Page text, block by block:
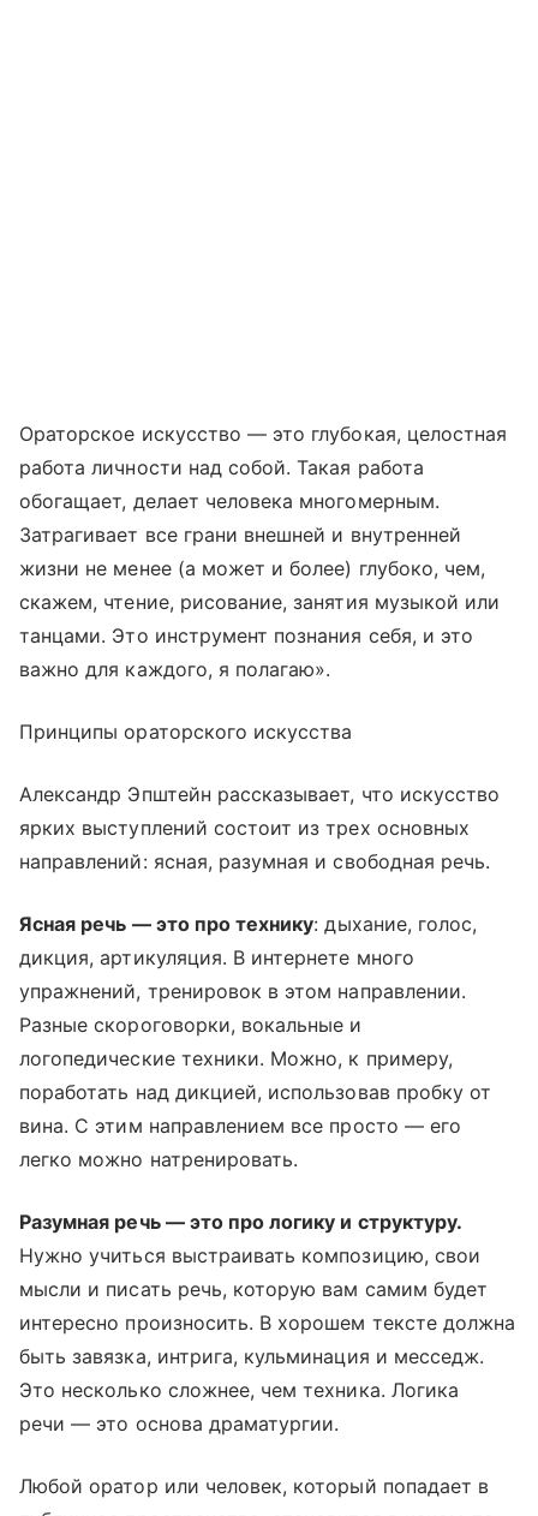
Ораторское искусство — это глубокая, целостная
работа личности над собой. Такая работа
обогащает, делает человека многомерным.
Затрагивает все грани внешней и внутренней
жизни не менее (а может и более) глубоко, чем,
скажем, чтение, рисование, занятия музыкой или
танцами. Это инструмент познания себя, и это
важно для каждого, я полагаю».
Принципы ораторского искусства
Александр Эпштейн рассказывает, что искусство
ярких выступлений состоит из трех основных
направлений: ясная, разумная и свободная речь.
Ясная речь — это про технику: дыхание, голос,
дикция, артикуляция. В интернете много
упражнений, тренировок в этом направлении.
Разные скороговорки, вокальные и
логопедические техники. Можно, к примеру,
поработать над дикцией, использовав пробку от
вина. С этим направлением все просто — его
легко можно натренировать.
Разумная речь — это про логику и структуру.
Нужно учиться выстраивать композицию, свои
мысли и писать речь, которую вам самим будет
интересно произносить. В хорошем тексте должна
быть завязка, интрига, кульминация и месседж.
Это несколько сложнее, чем техника. Логика
речи — это основа драматургии.
Любой оратор или человек, который попадает в